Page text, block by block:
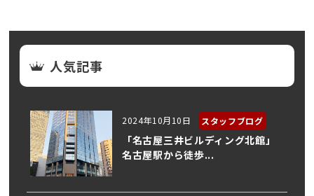
人気記事
2024年10月10日 スタッフブログ
「名古屋三井ビルディング北館」
名古屋駅から徒歩...